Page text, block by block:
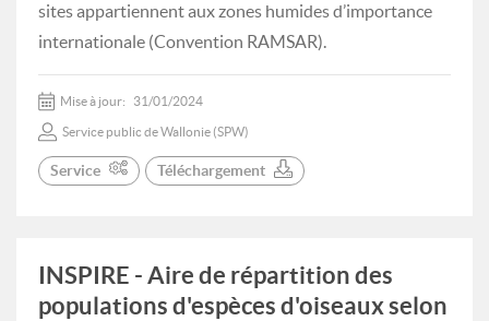
sites appartiennent aux zones humides d’importance
internationale (Convention RAMSAR).
Mise à jour: 31/01/2024
Service public de Wallonie (SPW)
Service Téléchargement
INSPIRE - Aire de répartition des
populations d'espèces d'oiseaux selon